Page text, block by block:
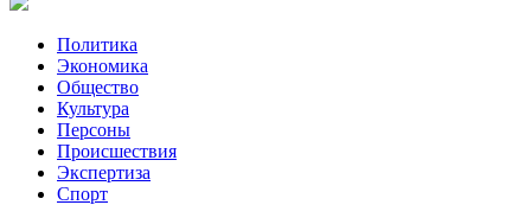
Политика
Экономика
Общество
Культура
Персоны
Происшествия
Экспертиза
Спорт